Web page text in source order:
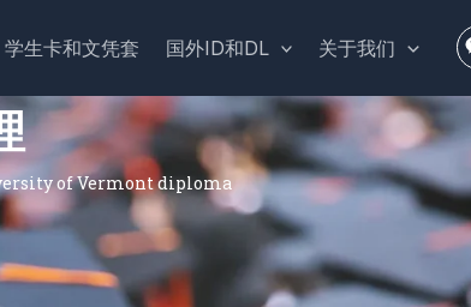
学生卡和文凭套 国外ID和DL 关于我们
of Vermont diploma